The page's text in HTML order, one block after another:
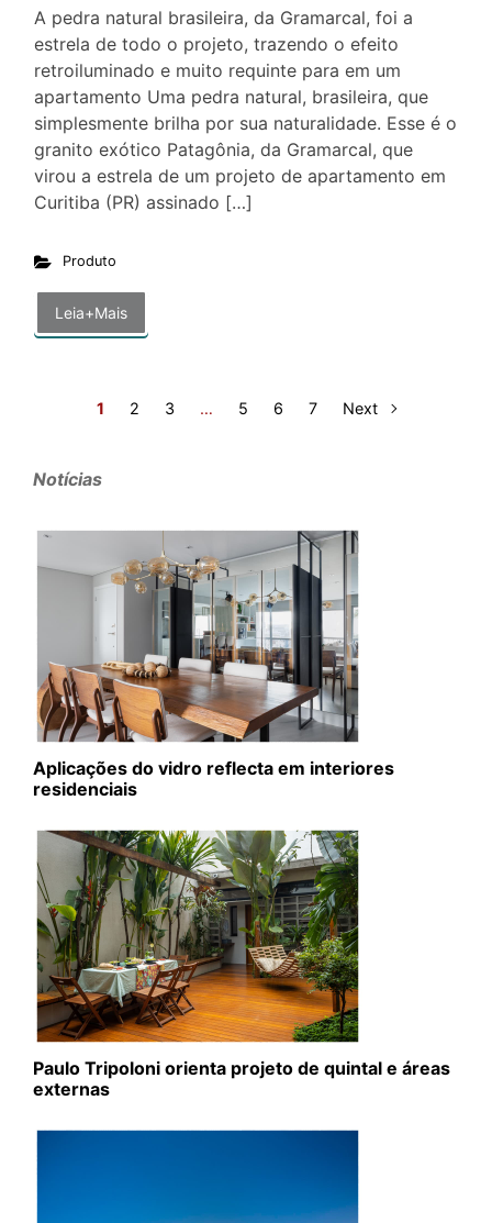
A pedra natural brasileira, da Gramarcal, foi a
estrela de todo o projeto, trazendo o efeito
retroiluminado e muito requinte para em um
apartamento Uma pedra natural, brasileira, que
simplesmente brilha por sua naturalidade. Esse é o
granito exótico Patagônia, da Gramarcal, que
virou a estrela de um projeto de apartamento em
Curitiba (PR) assinado […]
Produto
Leia+Mais
1 2 3 … 5 6 7 Next
Notícias
Aplicações do vidro reflecta em interiores
residenciais
Paulo Tripoloni orienta projeto de quintal e áreas
externas